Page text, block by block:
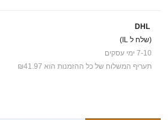
DHL
(שלח ל IL)
7-10 ימי עסקים
תעריף המשלוח של כל ההזמנות הוא ₪41.97